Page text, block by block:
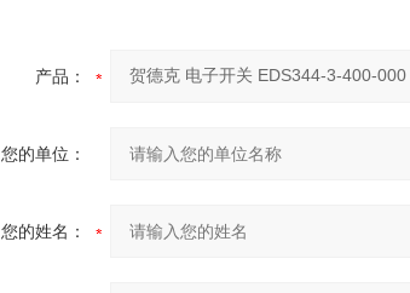
产品：
您的单位：
您的姓名：